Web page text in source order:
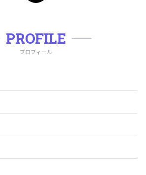
PROFILE
プロフィール